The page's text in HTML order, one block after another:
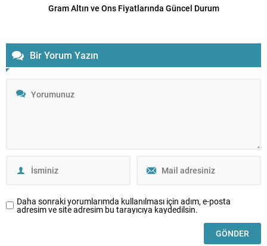
Gram Altın ve Ons Fiyatlarında Güncel Durum
Bir Yorum Yazın
Daha sonraki yorumlarımda kullanılması için adım, e-posta
adresim ve site adresim bu tarayıcıya kaydedilsin.